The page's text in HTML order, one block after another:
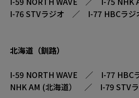
I-76 STVラジオ ／ I-77 HBCラジ
北海道（釧路）
I-59 NORTH WAVE ／ I-77
NHK AM (北海道） ／ I-79 STV